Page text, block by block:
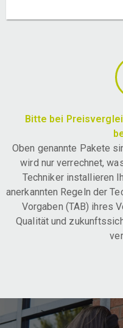
Bitte bei
Oben genannte Pakete
wird nur verrechnet,
Techniker installieren
anerkannten Regeln der
Vorgaben (TAB) ihres
Qualität und